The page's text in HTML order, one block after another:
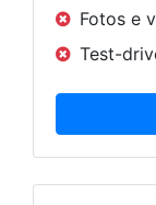
Fotos e
Test-